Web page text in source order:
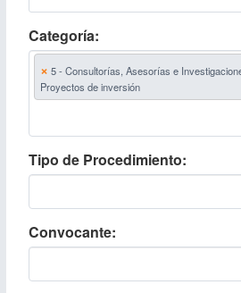
Categoría
× 5 - Consultorías, Asesorías e
Proyectos de inversión
Tipo de Procedimiento
Convocante